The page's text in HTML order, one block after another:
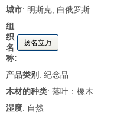
城市: 明斯克, 白俄罗斯
组
织
名
称:
扬名立万
产品类别 : 纪念品
木材的种类: 落叶：橡木
湿度: 自然